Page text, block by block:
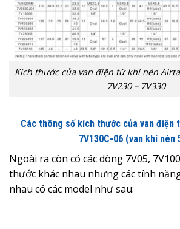
Kích thước của van điện từ khí nén
7V230 – 7V330
Các thông số kích thước của van điện
7V130C-06 (van khí nén
Ngoài ra còn có các dòng 7V05,
thước khác nhau nhưng các tính
nhau có các model như sau: